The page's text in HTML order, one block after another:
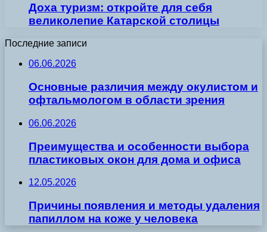
Доха туризм: откройте для себя
великолепие Катарской столицы
Последние записи
06.06.2026
Основные различия между окулистом и
офтальмологом в области зрения
06.06.2026
Преимущества и особенности выбора
пластиковых окон для дома и офиса
12.05.2026
Причины появления и методы удаления
папиллом на коже у человека